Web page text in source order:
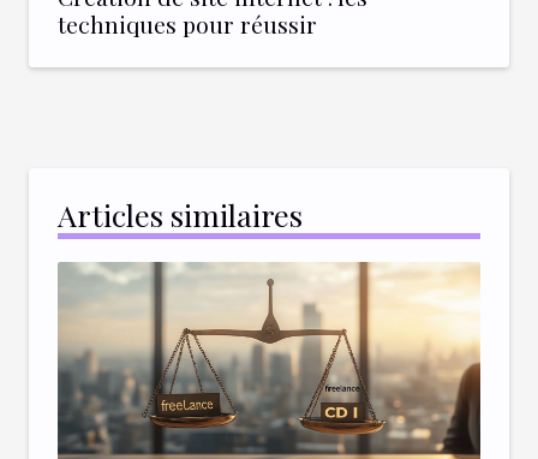
techniques pour réussir
Articles similaires